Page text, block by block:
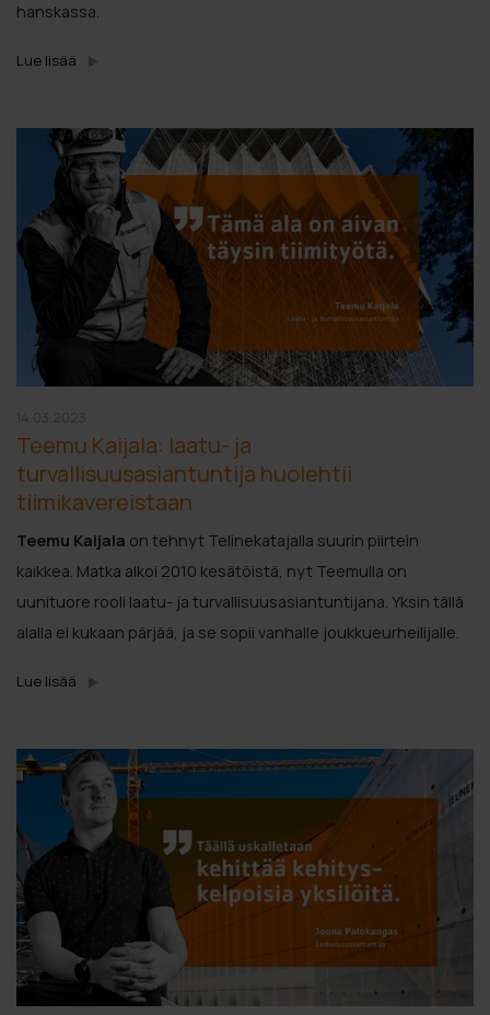
hanskassa.
Lue lisää
Teemu Kaijala: laatu- ja
turvallisuusasiantuntija huolehtii
tiimikavereistaan
Teemu Kaijala on tehnyt Telinekatajalla suurin piirtein
kaikkea. Matka alkoi 2010 kesätöistä, nyt Teemulla on
uunituore rooli laatu- ja turvallisuusasiantuntijana. Yksin tällä
alalla ei kukaan pärjää, ja se sopii vanhalle joukkueurheilijalle.
Lue lisää